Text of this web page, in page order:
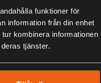
funktioner för
information från din enhet
kombinera informationen
tjänster.